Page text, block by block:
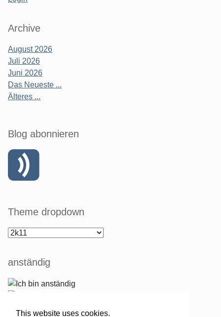
This website uses cookies.
Archive
August 2026
Juli 2026
Juni 2026
Das Neueste ...
Älteres ...
Blog abonnieren
Theme dropdown
anständig